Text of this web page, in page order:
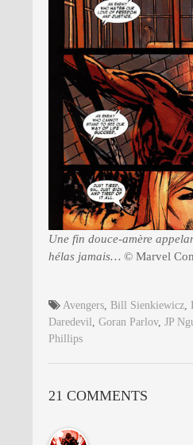
Une fin douce-amère
hélas jamais… © Marvel
Avengers Bill Sienkiewicz
Daredevil Goran Parlov, JP
Phillips
21 COMMENTS